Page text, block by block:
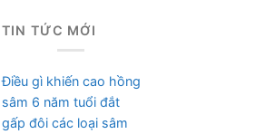
TIN TỨC MỚI
Điều gì khiến cao hồng
sâm 6 năm tuổi đắt
gấp đôi các loại sâm